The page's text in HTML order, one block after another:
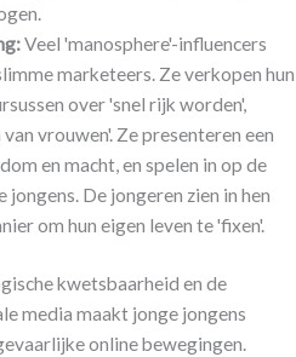
Veel 'manosphere'-influencers
marketeers. Ze verkopen hun
over 'snel rijk worden',
vrouwen'. Ze presenteren een
en macht, en spelen in op de
jongens. De jongeren zien in hen
om hun eigen leven te 'fixen'.
kwetsbaarheid en de
media maakt jonge jongens
online bewegingen.